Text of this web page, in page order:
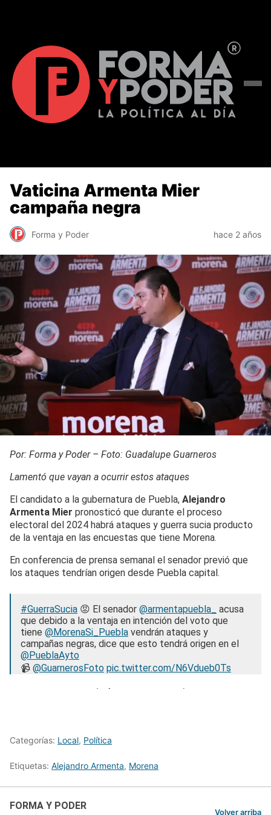
Vaticina Armenta Mier
campaña negra
Forma y Poder hace 2 años
Por: Forma y Poder – Foto: Guadalupe Guarneros
Lamentó que vayan a ocurrir estos ataques
El candidato a la gubernatura de Puebla, Alejandro
Armenta Mier pronosticó que durante el proceso
electoral del 2024 habrá ataques y guerra sucia producto
de la ventaja en las encuestas que tiene Morena.
En conferencia de prensa semanal el senador previó que
los ataques tendrían origen desde Puebla capital.
#GuerraSucia 😡 El senador @armentapuebla_
acusa
que debido a la ventaja en intención del voto que
tiene @MorenaSi_Puebla vendrán ataques y
campañas negras, dice que esto tendrá origen en el
@PueblaAyto
📹 @GuarnerosFoto pic.twitter.com/N6Vdueb0Ts
Categorías: Local, Política
Etiquetas: Alejandro Armenta, Morena
FORMA Y PODER
Volver arriba